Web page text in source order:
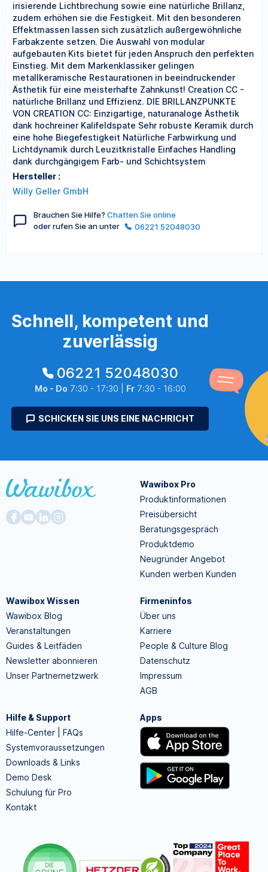
irisierende Lichtbrechung sowie eine natürliche Brillanz,
zudem erhöhen sie die Festigkeit. Mit den besonderen
Effektmassen lassen sich zusätzlich außergewöhnliche
Farbakzente setzen. Die Auswahl von modular
aufgebauten Kits bietet für jeden Anspruch den perfekten
Einstieg. Mit dem Markenklassiker gelingen
metallkeramische Restaurationen in beeindruckender
Ästhetik für eine meisterhafte Zahnkunst! Creation CC -
natürliche Brillanz und Effizienz. DIE BRILLANZPUNKTE
VON CREATION CC: Einzigartige, naturanaloge Ästhetik
dank hochreiner Kalifeldspate Sehr robuste Keramik durch
eine hohe Biegefestigkeit Natürliche Farbwirkung und
Lichtdynamik durch Leuzitkristalle Einfaches Handling
dank durchgängigem Farb- und Schichtsystem
Hersteller :
Willy Geller GmbH
Brauchen Sie Hilfe? Chatten Sie online
oder rufen Sie an unter
06221 52048030
Schnell, kompetent und
zuverlässig
06221 52048030
Mo - Do 7:30 - 17:30 | Fr7:30 - 16:00
SCHICKEN SIE UNS EINE NACHRICHT
Wawibox Pro
Produktinformationen
Preisübersicht
Beratungsgespräch
Produktdemo
Neugründer Angebot
Kunden werben Kunden
Wawibox Wissen
Wawibox Blog
Veranstaltungen
Guides & Leitfäden
Newsletter abonnieren
Unser Partnernetzwerk
Firmeninfos
Über uns
Karriere
People & Culture Blog
Datenschutz
Impressum
AGB
Hilfe & Support
Hilfe-Center | FAQs
Systemvoraussetzungen
Downloads & Links
Demo Desk
Schulung für Pro
Kontakt
Apps